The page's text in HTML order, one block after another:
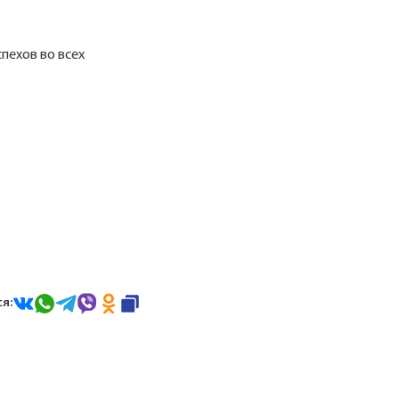
во всех